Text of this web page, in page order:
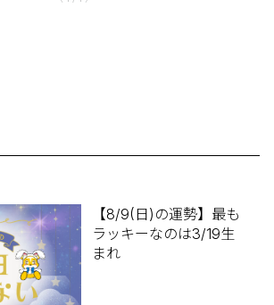
【8/9(日)の運勢】最も
ラッキーなのは3/19生
まれ